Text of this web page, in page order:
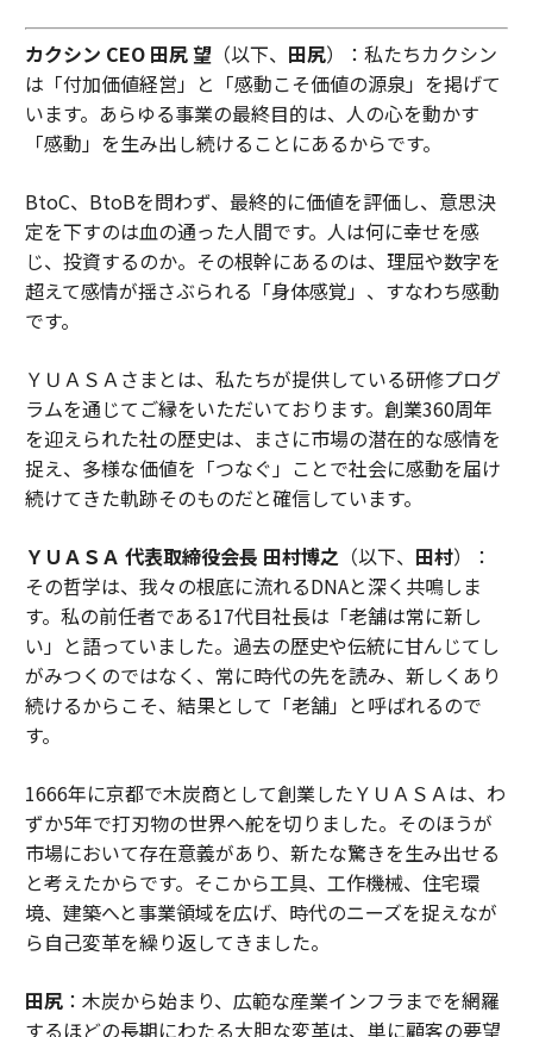
カクシン CEO 田尻 望（以下、 田尻）：私たちカクシン
は「付加価値経営」と「感動こそ価値の源泉」を掲げて
います。あらゆる事業の最終目的は、人の心を動かす
「感動」を生み出し続けることにあるからです。
BtoC、BtoBを問わず、最終的に価値を評価し、意思決
定を下すのは血の通った人間です。人は何に幸せを感
じ、投資するのか。その根幹にあるのは、理屈や数字を
超えて感情が揺さぶられる「身体感覚」、すなわち感動
です。
ＹＵＡＳＡさまとは、私たちが提供している研修プログ
ラムを通じてご縁をいただいております。創業360周年
を迎えられた社の歴史は、まさに市場の潜在的な感情を
捉え、多様な価値を「つなぐ」ことで社会に感動を届け
続けてきた軌跡そのものだと確信しています。
ＹＵＡＳＡ 代表取締役会長 田村博之（以下、 田村）：
その哲学は、我々の根底に流れるDNAと深く共鳴しま
す。私の前任者である17代目社長は「老舗は常に新し
い」と語っていました。過去の歴史や伝統に甘んじてし
がみつくのではなく、常に時代の先を読み、新しくあり
続けるからこそ、結果として「老舗」と呼ばれるので
す。
1666年に京都で木炭商として創業したＹＵＡＳＡは、わ
ずか5年で打刃物の世界へ舵を切りました。そのほうが
市場において存在意義があり、新たな驚きを生み出せる
と考えたからです。そこから工具、工作機械、住宅環
境、建築へと事業領域を広げ、時代のニーズを捉えなが
ら自己変革を繰り返してきました。
田尻：木炭から始まり、広範な産業インフラまでを網羅
するほどの長期にわたる大胆な変革は、単に顧客の要望